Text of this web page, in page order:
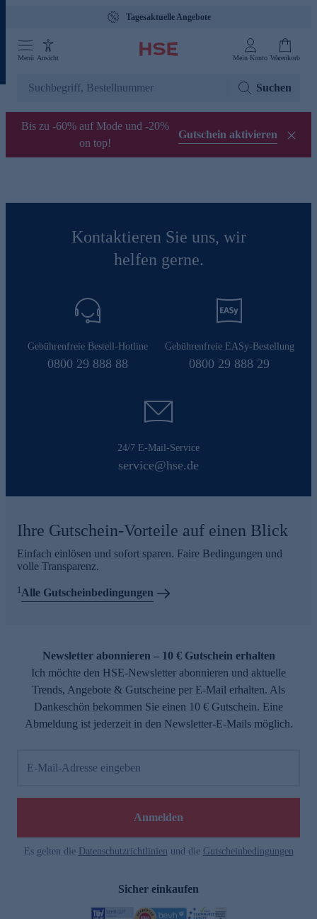
Tagesaktuelle Angebote
Menü Ansicht Mein Konto Warenkorb
Suchen
Bis zu -60% auf Mode und -20%
on top!
Gutschein aktivieren
Kontaktieren Sie uns, wir
helfen gerne.
Gebührenfreie Bestell-Hotline
0800 29 888 88
Gebührenfreie EASy-Bestellung
0800 29 888 29
24/7 E-Mail-Service
service@hse.de
Ihre Gutschein-Vorteile auf einen Blick
Einfach einlösen und sofort sparen. Faire Bedingungen und
volle Transparenz.
1Alle Gutscheinbedingungen
Newsletter abonnieren – 10 € Gutschein erhalten
Ich möchte den HSE-Newsletter abonnieren und aktuelle
Trends, Angebote & Gutscheine per E-Mail erhalten. Als
Dankeschön bekommen Sie einen 10 € Gutschein. Eine
Abmeldung ist jederzeit in den Newsletter-E-Mails möglich.
E-Mail-Adresse eingeben
Anmelden
Es gelten die Datenschutzrichtlinien und die Gutscheinbedingungen
Sicher einkaufen